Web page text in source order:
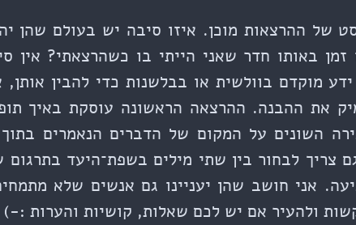
של ההרצאות מוכן. איזו סיבה יש בעולם שהן
זמן באותו חדר שאני הייתי בו כשהרצאתי? אין
מוקדם בוולשית או בבלשנות כדי להבין
את ההבנה. ההרצאה הראשונה עוסקת באיך
השונים על המקום של הדברים הנאמרים
צריך לבחור בין שתי מילים בשפת־היעד
אני חושב שהן יעניינו גם אנשים שלא
ולהעיר אם יש לכם שאלות, קושיות והערות :-)